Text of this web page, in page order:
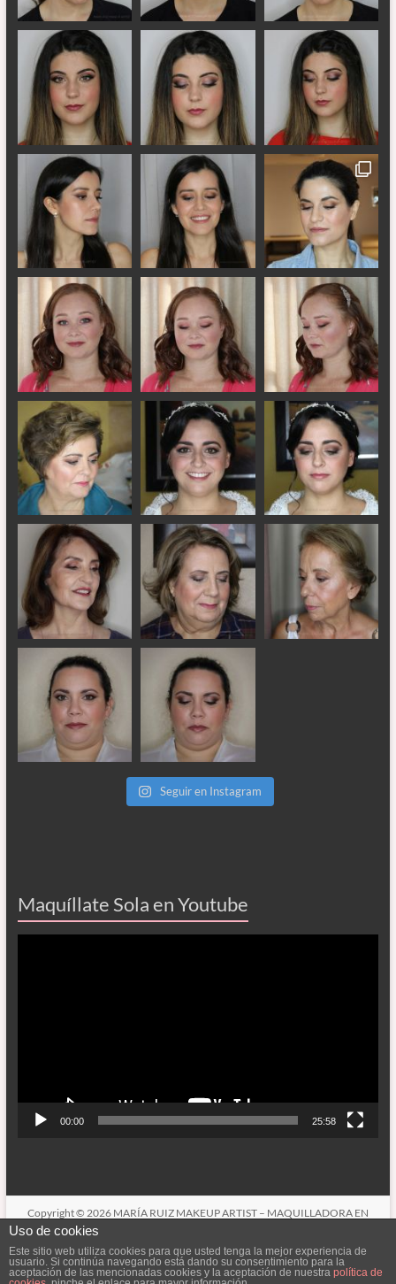
Seguir en Instagram
Maquíllate Sola en Youtube
00:00 25:58
Copyright © 2026 MARÍA RUIZ MAKEUP ARTIST – MAQUILLADORA EN
CÓRDOBA. Todos los derechos reservados. Tema
WordPress
CONÓCEME
SERVICIOS
LOOKBOOK (MIS TRABAJOS)
Uso de cookies
Este sitio web utiliza cookies para que usted tenga la mejor experiencia de
usuario. Si continúa navegando está dando su consentimiento para la
aceptación de las mencionadas cookies y la aceptación de nuestra política de